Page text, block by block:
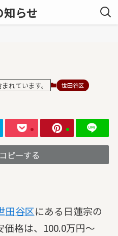
知らせ
れています。 世田谷区
ピーする
田谷区にある日蓮宗の
格は、100.0万円～